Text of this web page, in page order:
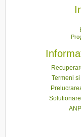
Termeni